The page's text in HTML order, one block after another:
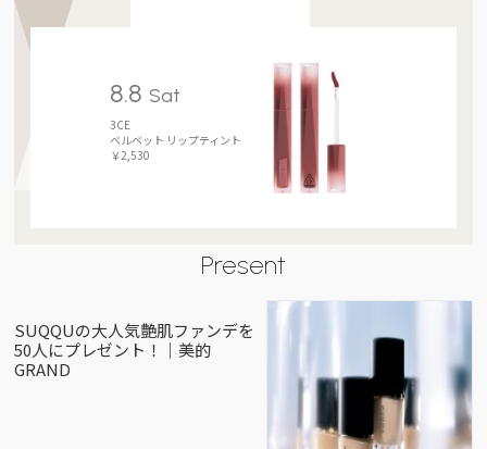
8.8 Sat
3CE
ベルベット リップティント
￥2,530
Present
SUQQUの大人気艶肌ファンデを
50人にプレゼント！｜美的
GRAND